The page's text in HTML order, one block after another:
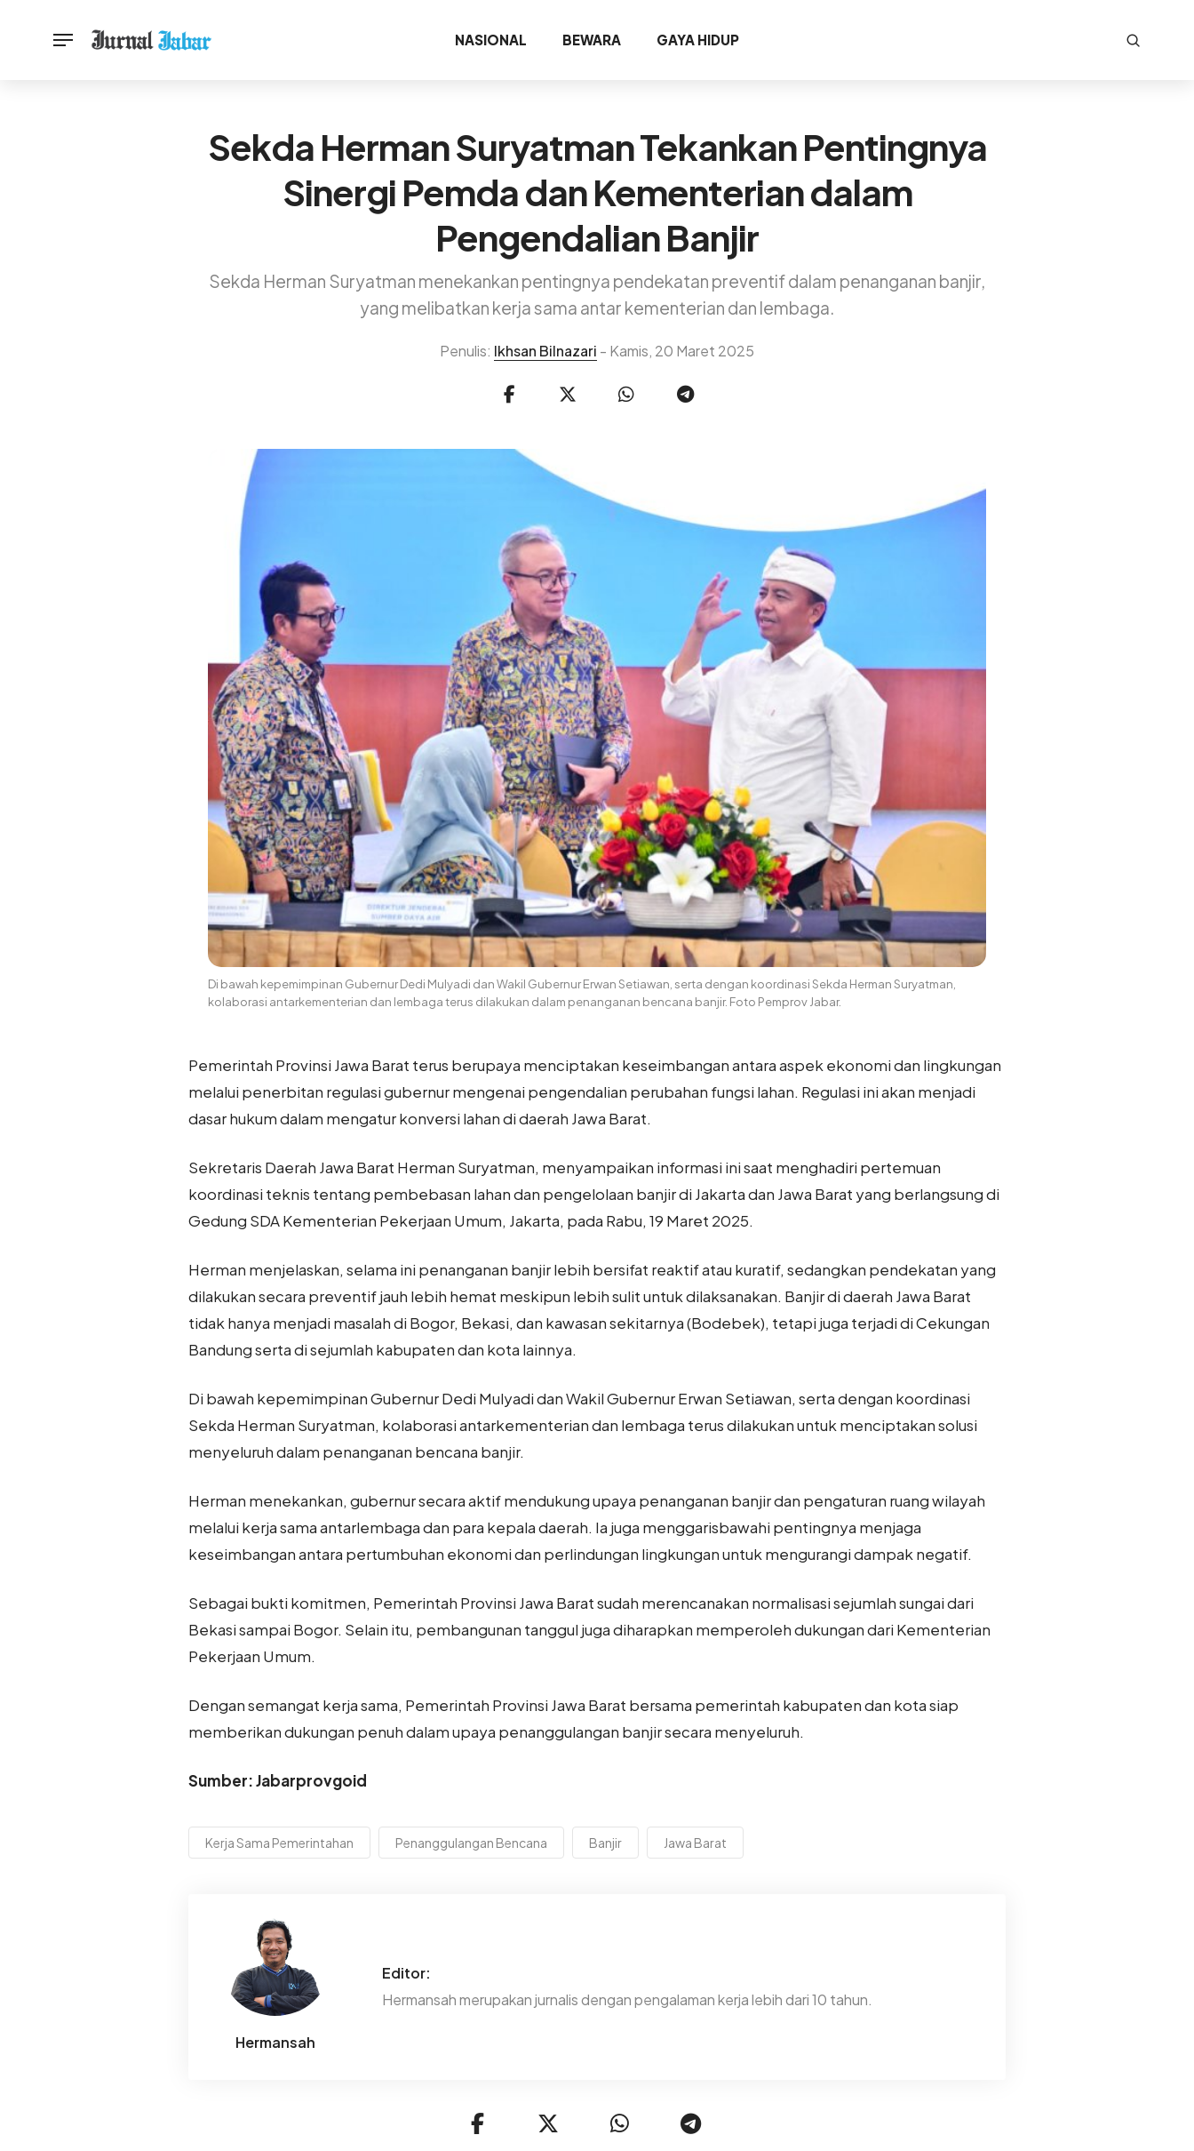
NASIONAL BEWARA GAYA HIDUP
Sekda Herman Suryatman Tekankan Pentingnya
Sinergi Pemda dan Kementerian dalam
Pengendalian Banjir
Sekda Herman Suryatman menekankan pentingnya pendekatan preventif dalam penanganan banjir,
yang melibatkan kerja sama antar kementerian dan lembaga.
Penulis: Ikhsan Bilnazari - Kamis, 20 Maret 2025
Di bawah kepemimpinan Gubernur Dedi Mulyadi dan Wakil Gubernur Erwan Setiawan, serta dengan koordinasi Sekda Herman Suryatman,
kolaborasi antarkementerian dan lembaga terus dilakukan dalam penanganan bencana banjir. Foto Pemprov Jabar.
Pemerintah Provinsi Jawa Barat terus berupaya menciptakan keseimbangan antara aspek ekonomi dan lingkungan
melalui penerbitan regulasi gubernur mengenai pengendalian perubahan fungsi lahan. Regulasi ini akan menjadi
dasar hukum dalam mengatur konversi lahan di daerah Jawa Barat.
Sekretaris Daerah Jawa Barat Herman Suryatman, menyampaikan informasi ini saat menghadiri pertemuan
koordinasi teknis tentang pembebasan lahan dan pengelolaan banjir di Jakarta dan Jawa Barat yang berlangsung di
Gedung SDA Kementerian Pekerjaan Umum, Jakarta, pada Rabu, 19 Maret 2025.
Herman menjelaskan, selama ini penanganan banjir lebih bersifat reaktif atau kuratif, sedangkan pendekatan yang
dilakukan secara preventif jauh lebih hemat meskipun lebih sulit untuk dilaksanakan. Banjir di daerah Jawa Barat
tidak hanya menjadi masalah di Bogor, Bekasi, dan kawasan sekitarnya (Bodebek), tetapi juga terjadi di Cekungan
Bandung serta di sejumlah kabupaten dan kota lainnya.
Di bawah kepemimpinan Gubernur Dedi Mulyadi dan Wakil Gubernur Erwan Setiawan, serta dengan koordinasi
Sekda Herman Suryatman, kolaborasi antarkementerian dan lembaga terus dilakukan untuk menciptakan solusi
menyeluruh dalam penanganan bencana banjir.
Herman menekankan, gubernur secara aktif mendukung upaya penanganan banjir dan pengaturan ruang wilayah
melalui kerja sama antarlembaga dan para kepala daerah. Ia juga menggarisbawahi pentingnya menjaga
keseimbangan antara pertumbuhan ekonomi dan perlindungan lingkungan untuk mengurangi dampak negatif.
Sebagai bukti komitmen, Pemerintah Provinsi Jawa Barat sudah merencanakan normalisasi sejumlah sungai dari
Bekasi sampai Bogor. Selain itu, pembangunan tanggul juga diharapkan memperoleh dukungan dari Kementerian
Pekerjaan Umum.
Dengan semangat kerja sama, Pemerintah Provinsi Jawa Barat bersama pemerintah kabupaten dan kota siap
memberikan dukungan penuh dalam upaya penanggulangan banjir secara menyeluruh.
Sumber: Jabarprovgoid
Kerja Sama Pemerintahan Penanggulangan Bencana Banjir Jawa Barat
Hermansah
Editor:
Hermansah merupakan jurnalis dengan pengalaman kerja lebih dari 10 tahun.